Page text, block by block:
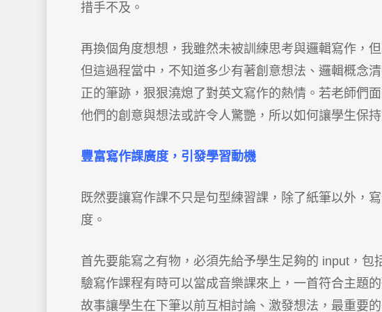
措手不及。
再換個角度想想，我雖然未被訓練思考與邏輯寫作，
但這過程當中，不知道多少有著創意想法、邏輯概念
正的筆跡，狠狠澆熄了對英文寫作的熱情。若老師們
他們的創意與想法或許令人驚艷，所以如何讓學生保
豐富寫作課廣度，引發學習動機
既然要讓寫作課不只是句型練習課，除了紙筆以外，
度。
首先要能寫之有物，必須先給予學生足夠的 input，
驗寫作課程有時可以當成音樂課來上，一首符合主題
故事讓學生在下筆以前互相討論、激發想法，最重要